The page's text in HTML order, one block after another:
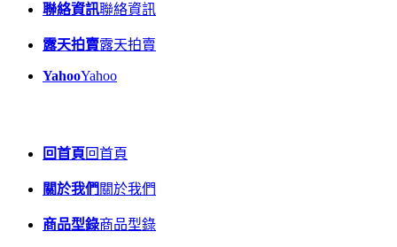
聯絡資訊聯絡資訊
露天拍賣露天拍賣
YahooYahoo
回首頁回首頁
關於我們 關於我們
商品型錄商品型錄